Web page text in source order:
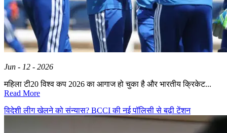
Jun - 12 - 2026
महिला टी20 विश्व कप 2026 का आगाज हो चुका है और भारतीय क्रिकेट...
Read More
विदेशी लीग खेलने को संन्यास? BCCI की नई पॉलिसी से बढ़ी टेंशन